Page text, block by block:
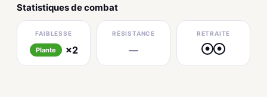
Statistiques de combat
FAIBLESSE
Plante ×2
RÉSISTANCE
—
RETRAITE
● ●